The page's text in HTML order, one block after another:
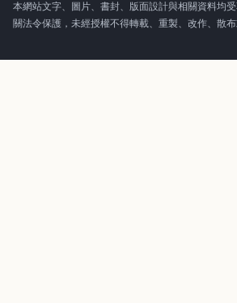
本網站文字、圖片、書封、版面設計與相關資料均
關法令保護，未經授權不得轉載、重製、改作、散布